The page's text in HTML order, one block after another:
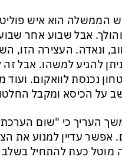
הממשלה הוא איש
אבל שבוע אחר
ונאדה. העצירה הזו,
להגיע למשהו. אבל
נכנסת לוואקום.
על הכיסא ומקבל
העריך כי "שום הערכת
אפשר עדיין למנוע את
מוטל כעת להתחיל